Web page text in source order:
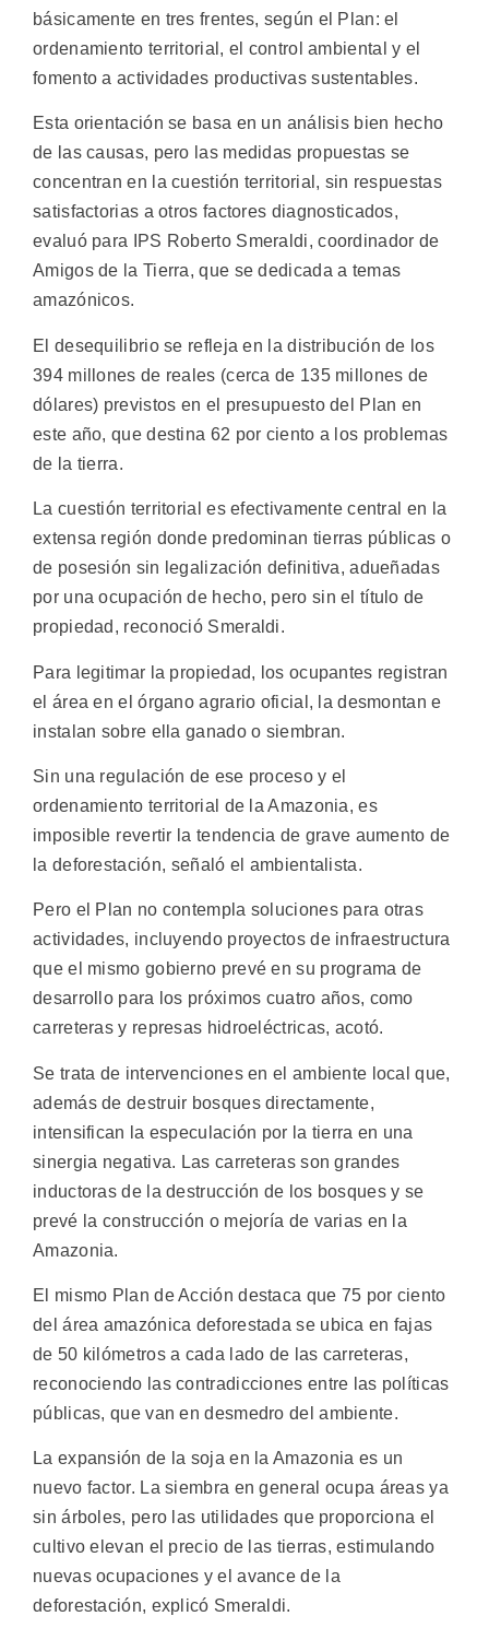
básicamente en tres frentes, según el Plan: el
ordenamiento territorial, el control ambiental y el
fomento a actividades productivas sustentables.
Esta orientación se basa en un análisis bien hecho
de las causas, pero las medidas propuestas se
concentran en la cuestión territorial, sin respuestas
satisfactorias a otros factores diagnosticados,
evaluó para IPS Roberto Smeraldi, coordinador de
Amigos de la Tierra, que se dedicada a temas
amazónicos.
El desequilibrio se refleja en la distribución de los
394 millones de reales (cerca de 135 millones de
dólares) previstos en el presupuesto del Plan en
este año, que destina 62 por ciento a los problemas
de la tierra.
La cuestión territorial es efectivamente central en la
extensa región donde predominan tierras públicas o
de posesión sin legalización definitiva, adueñadas
por una ocupación de hecho, pero sin el título de
propiedad, reconoció Smeraldi.
Para legitimar la propiedad, los ocupantes registran
el área en el órgano agrario oficial, la desmontan e
instalan sobre ella ganado o siembran.
Sin una regulación de ese proceso y el
ordenamiento territorial de la Amazonia, es
imposible revertir la tendencia de grave aumento de
la deforestación, señaló el ambientalista.
Pero el Plan no contempla soluciones para otras
actividades, incluyendo proyectos de infraestructura
que el mismo gobierno prevé en su programa de
desarrollo para los próximos cuatro años, como
carreteras y represas hidroeléctricas, acotó.
Se trata de intervenciones en el ambiente local que,
además de destruir bosques directamente,
intensifican la especulación por la tierra en una
sinergia negativa. Las carreteras son grandes
inductoras de la destrucción de los bosques y se
prevé la construcción o mejoría de varias en la
Amazonia.
El mismo Plan de Acción destaca que 75 por ciento
del área amazónica deforestada se ubica en fajas
de 50 kilómetros a cada lado de las carreteras,
reconociendo las contradicciones entre las políticas
públicas, que van en desmedro del ambiente.
La expansión de la soja en la Amazonia es un
nuevo factor. La siembra en general ocupa áreas ya
sin árboles, pero las utilidades que proporciona el
cultivo elevan el precio de las tierras, estimulando
nuevas ocupaciones y el avance de la
deforestación, explicó Smeraldi.